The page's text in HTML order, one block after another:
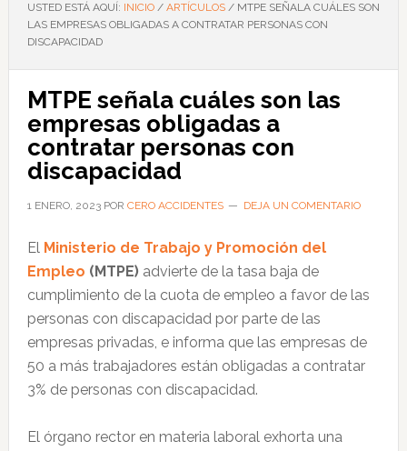
USTED ESTÁ AQUÍ: INICIO / ARTÍCULOS /MTPE SEÑALA CUÁLES SON
LAS EMPRESAS OBLIGADAS A CONTRATAR PERSONAS CON
DISCAPACIDAD
MTPE señala cuáles son las
empresas obligadas a
contratar personas con
discapacidad
1 ENERO, 2023POR CERO ACCIDENTES DEJA UN COMENTARIO
El Ministerio de Trabajo y Promoción del
Empleo (MTPE)advierte de la tasa baja de
cumplimiento de la cuota de empleo a favor de las
personas con discapacidad por parte de las
empresas privadas, e informa que las empresas de
50 a más trabajadores están obligadas a contratar
3% de personas con discapacidad.
El órgano rector en materia laboral exhorta una